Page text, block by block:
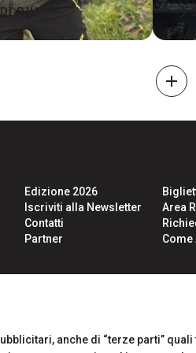
PIÙ arrow_forward
add
anche di “terze parti”
Edizione 2026
Iscriviti alla Newsletter
Contatti
Partner
Area